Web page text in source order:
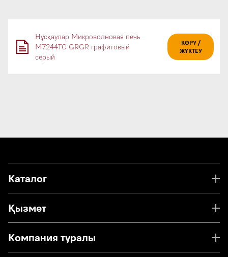
Нұсқаулар Микроволновая печь
M7244TC GRGR графитовый
серый
КӨРУ /
ЖҮКТЕУ
Каталог
Қызмет
Компания туралы